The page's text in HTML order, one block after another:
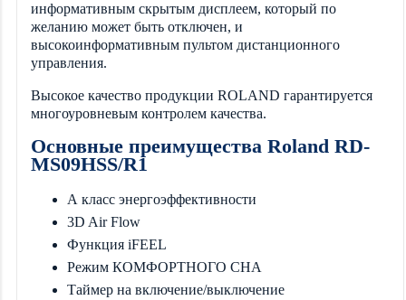
информативным скрытым дисплеем, который по
желанию может быть отключен, и
высокоинформативным пультом дистанционного
управления.
Высокое качество продукции ROLAND гарантируется
многоуровневым контролем качества.
Основные преимущества Roland RD-
MS09HSS/R1
А класс энергоэффективности
3D Air Flow
Функция iFEEL
Режим КОМФОРТНОГО СНА
Таймер на включение/выключение